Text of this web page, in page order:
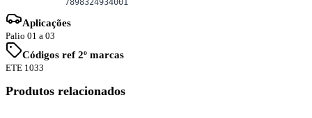
Aplicações
Palio 01 a 03
Códigos ref 2º marcas
ETE 1033
Produtos relacionados